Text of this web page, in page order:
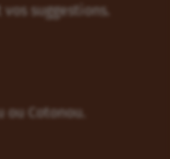
suggestions.
ou Cotonou.